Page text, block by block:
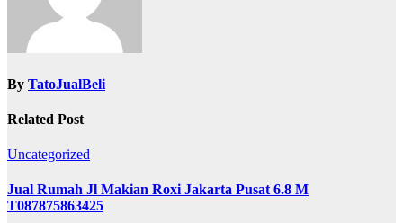
By TatoJualBeli
Related Post
Uncategorized
Jual Rumah Jl Makian Roxi Jakarta Pusat 6.8 M
T087875863425